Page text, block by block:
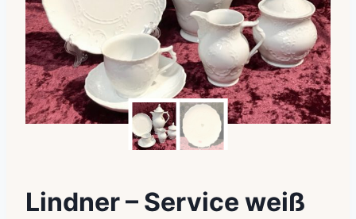
Lindner – Service weiß